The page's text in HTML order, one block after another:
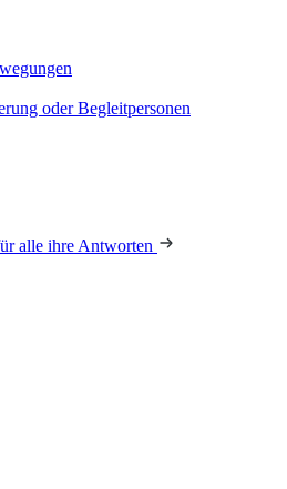
oder Begleitpersonen
alle ihre Antworten